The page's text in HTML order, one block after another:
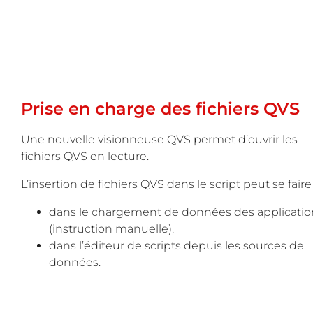
Prise en charge des fichiers QVS
Une nouvelle visionneuse QVS permet d’ouvrir les
fichiers QVS en lecture.
L’insertion de fichiers QVS dans le script peut se faire
dans le chargement de données des
(instruction manuelle),
dans l’éditeur de scripts depuis les sources de
données.